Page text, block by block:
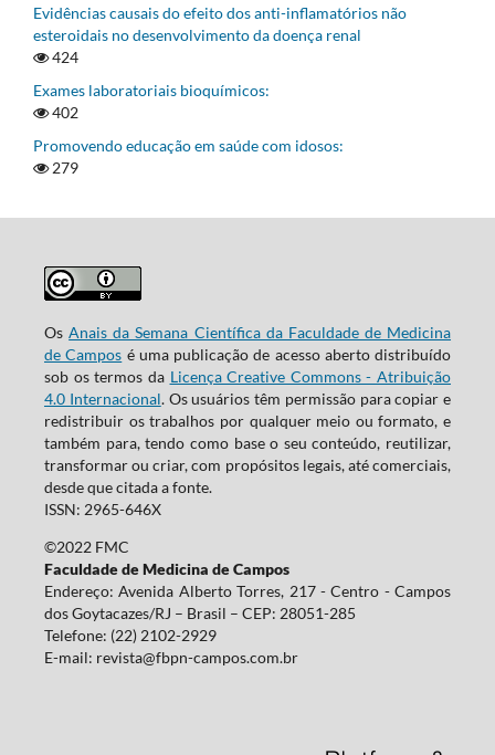
Evidências causais do efeito dos anti-inflamatórios não
esteroidais no desenvolvimento da doença renal
424
Exames laboratoriais bioquímicos:
402
Promovendo educação em saúde com idosos:
279
OsAnais da Semana Científica da Faculdade de Medicina
de Campos é uma publicação de acesso aberto distribuído
sob os termos da Licença Creative Commons - Atribuição
4.0 Internacional. Os usuários têm permissão para copiar e
redistribuir os trabalhos por qualquer meio ou formato, e
também para, tendo como base o seu conteúdo, reutilizar,
transformar ou criar, com propósitos legais, até comerciais,
desde que citada a fonte.
ISSN: 2965-646X
©2022 FMC
Faculdade de Medicina de Campos
Endereço: Avenida Alberto Torres, 217 - Centro - Campos
dos Goytacazes/RJ – Brasil – CEP: 28051-285
Telefone: (22) 2102-2929
E-mail: revista@fbpn-campos.com.br